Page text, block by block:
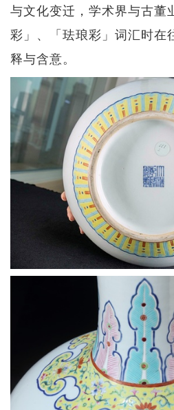
与文化变迁，学术界与古董
彩」、「珐琅彩」词汇时在
释与含意。